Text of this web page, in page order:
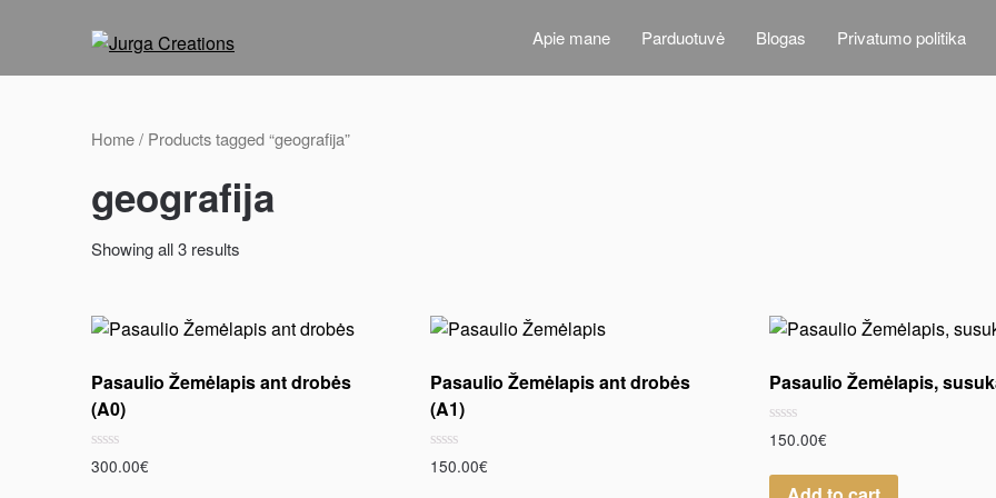
Apie mane Parduotuvė Blogas Privatumo politika
Home/ Products tagged “geografija”
geografija
Showing all 3 results
Pasaulio Žemėlapis ant drobės
(A0)
Rated
0
300.00€
Pasaulio Žemėlapis ant drobės
(A1)
Rated
0
150.00€
Pasaulio Žemėlapis,
Rated
0
of
150.00€